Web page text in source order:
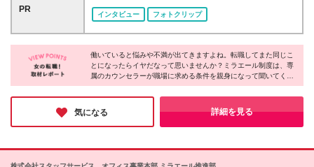
～ 栃木 18万2500円～ 滋賀/群馬 18万1500円～ 三
岡山 17万6000円～ 香川 17万5000円～ 北海道 17万
4000円～ 新潟 17万3500円～ 福島 16万9500円～ 山
口/愛媛 16万8500円～ 熊本 16万5500円～ 長崎 16万
同様) 勤務エリア/東京・神奈川・千葉・埼玉・名古
屋・大阪・京都・兵庫 ・札幌・仙台・静岡・福岡 試
恵比寿、池袋、品川、秋葉原など）、神奈川、千葉、
埼玉、北海道、仙台、福島、新潟、栃木、群馬、つく
ば、長野、富山、静岡、名古屋、金沢、岐阜、三重、
滋賀、京都、大阪、神戸、奈良、広島、岡山、香川、
愛媛、山口、福岡、熊本、長崎、鹿児島の当社取引先
企業での勤務 ◆大手企業で働くチャンス！ ◆転勤な
し/自宅から通える範囲で希望を考慮して決定 ◆キレ
イ＆おしゃれオフィス多数 ◆駅チカで通勤に便利な
エリアも♪ ※配属先によって異なります 【勤務地エリ
アの一例】 東京都……23区内メイン 神奈川県……横
PR
インタビュー フォトクリップ
働いていると悩みや不満が出てきますよね。転職してまた同じこ
とになったらイヤだなって思いませんか？ミラエール制度は、専
属のカウンセラーが職場に求める条件を親身になって聞いてくれ
るみたい！入社してからじゃないとわからないことに悩まされる
心配もなくなりそうですね。女性が長く働くために必要な要素が
詰まった会社だと感じました！
気になる 詳細を見る